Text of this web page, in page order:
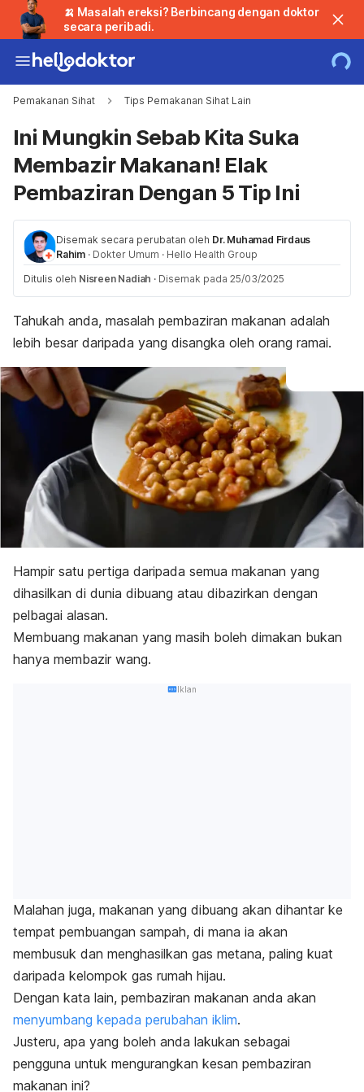
🍌 Masalah ereksi? Berbincang dengan doktor
secara peribadi.
Pemakanan Sihat Tips Pemakanan Sihat Lain
Ini Mungkin Sebab Kita Suka
Membazir Makanan! Elak
Pembaziran Dengan 5 Tip Ini
Disemak secara perubatan oleh Dr. Muhamad Firdaus
Rahim · Dokter Umum · Hello Health Group
Ditulis oleh Nisreen Nadiah · Disemak pada 25/03/2025
Tahukah anda, masalah pembaziran makanan adalah
lebih besar daripada yang disangka oleh orang ramai.
Hampir satu pertiga daripada semua makanan yang
dihasilkan di dunia dibuang atau dibazirkan dengan
pelbagai alasan.
Membuang makanan yang masih boleh dimakan bukan
hanya membazir wang.
Iklan
Malahan juga, makanan yang dibuang akan dihantar ke
tempat pembuangan sampah, di mana ia akan
membusuk dan menghasilkan gas metana, paling kuat
daripada kelompok gas rumah hijau.
Dengan kata lain, pembaziran makanan anda akan
menyumbang kepada perubahan iklim.
Justeru, apa yang boleh anda lakukan sebagai
pengguna untuk mengurangkan kesan pembaziran
makanan ini?